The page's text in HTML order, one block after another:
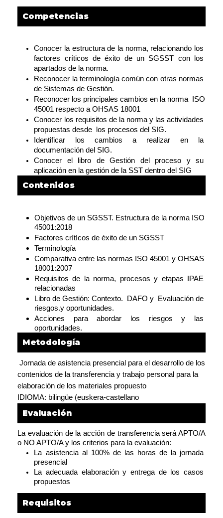
Competencias
Conocer la estructura de la norma, relacionando los
factores críticos de éxito de un SGSST con los
apartados de la norma.
Reconocer la terminología común con otras normas
de Sistemas de Gestión.
Reconocer los principales cambios en la norma  ISO
45001 respecto a OHSAS 18001
Conocer los requisitos de la norma y las actividades
propuestas desde  los procesos del SIG.
Identificar los cambios a realizar en la
documentación del SIG.
Conocer el libro de Gestión del proceso y su
aplicación en la gestión de la SST dentro del SIG
Contenidos
Objetivos de un SGSST. Estructura de la norma ISO
45001:2018
Factores crítIcos de éxito de un SGSST
Terminología
Comparativa entre las normas ISO 45001 y OHSAS
18001:2007
Requisitos de la norma, procesos y etapas IPAE
relacionadas
Libro de Gestión: Contexto.  DAFO y  Evaluación de
riesgos.y oportunidades.
Acciones para abordar los riesgos y las
oportunidades.
Metodología
Jornada de asistencia presencial para el desarrollo de los
contenidos de la transferencia y trabajo personal para la
elaboración de los materiales propuesto
IDIOMA: bilingüe (euskera-castellano
Evaluación
La evaluación de la acción de transferencia será APTO/A
o NO APTO/A y los criterios para la evaluación:
La asistencia al 100% de las horas de la jornada
presencial
La adecuada elaboración y entrega de los casos
propuestos
Requisitos